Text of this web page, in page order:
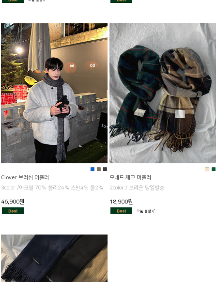
■ ■ ■
Clover 브러쉬 머플러
3color /아크릴 70% 폴리24% 스판4% 울2%
46,900원
■ ■
모네드 체크 머플러
2color / 브라운 당일발송!
18,900원